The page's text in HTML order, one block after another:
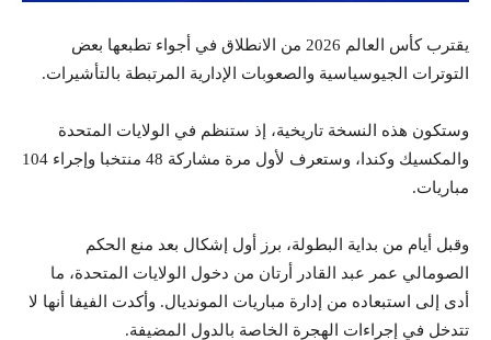
يقترب كأس العالم 2026 من الانطلاق في أجواء تطبعها بعض
التوترات الجيوسياسية والصعوبات الإدارية المرتبطة بالتأشيرات.
وستكون هذه النسخة تاريخية، إذ ستنظم في الولايات المتحدة
والمكسيك وكندا، وستعرف لأول مرة مشاركة 48 منتخبا وإجراء 104
مباريات.
وقبل أيام من بداية البطولة، برز أول إشكال بعد منع الحكم
الصومالي عمر عبد القادر أرتان من دخول الولايات المتحدة، ما
أدى إلى استبعاده من إدارة مباريات المونديال. وأكدت الفيفا أنها لا
تتدخل في إجراءات الهجرة الخاصة بالدول المضيفة.